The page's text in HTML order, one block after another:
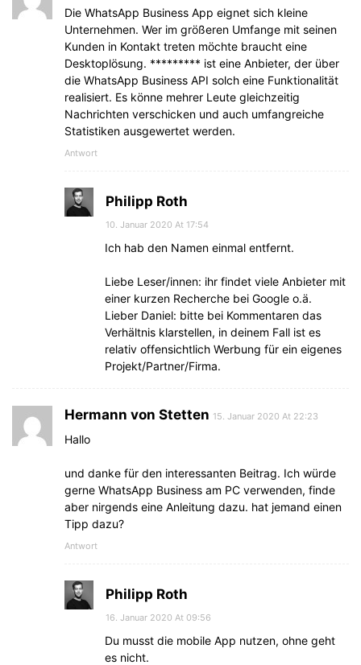
Die WhatsApp Business App eignet sich kleine
Unternehmen. Wer im größeren Umfange mit seinen
Kunden in Kontakt treten möchte braucht eine
Desktoplösung. ********* ist eine Anbieter, der über
die WhatsApp Business API solch eine Funktionalität
realisiert. Es könne mehrer Leute gleichzeitig
Nachrichten verschicken und auch umfangreiche
Statistiken ausgewertet werden.
Antwort
Philipp Roth
10. Januar 2020 At 17:54
Ich hab den Namen einmal entfernt.
Liebe Leser/innen: ihr findet viele Anbieter mit
einer kurzen Recherche bei Google o.ä.
Lieber Daniel: bitte bei Kommentaren das
Verhältnis klarstellen, in deinem Fall ist es
relativ offensichtlich Werbung für ein eigenes
Projekt/Partner/Firma.
Hermann von Stetten 15. Januar 2020 At 22:23
Hallo
und danke für den interessanten Beitrag. Ich würde
gerne WhatsApp Business am PC verwenden, finde
aber nirgends eine Anleitung dazu. hat jemand einen
Tipp dazu?
Antwort
Philipp Roth
16. Januar 2020 At 09:56
Du musst die mobile App nutzen, ohne geht
es nicht.